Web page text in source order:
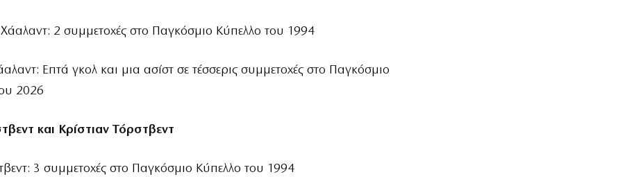
2 συμμετοχές στο Παγκόσμιο Κύπελλο του 1994
Επτά γκολ και μια ασίστ σε τέσσερις συμμετοχές στο Παγκόσμιο
2026
και Κρίστιαν Τόρστβεντ
3 συμμετοχές στο Παγκόσμιο Κύπελλο του 1994